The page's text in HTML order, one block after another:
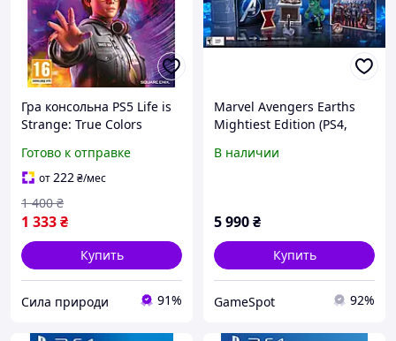
Гра консольна PS5 Life is
Strange: True Colors
Готово к отправке
от222₴/мес
1 333₴
1 400 ₴
Купить
Сила природи 91%
Marvel Avengers Earths
Mightiest Edition (PS4,
В наличии
5 990₴
Купить
GameSpot 92%